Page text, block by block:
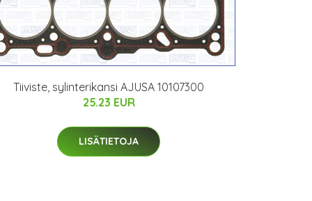
Tiiviste, sylinterikansi AJUSA 10107300
25.23 EUR
LISÄTIETOJA